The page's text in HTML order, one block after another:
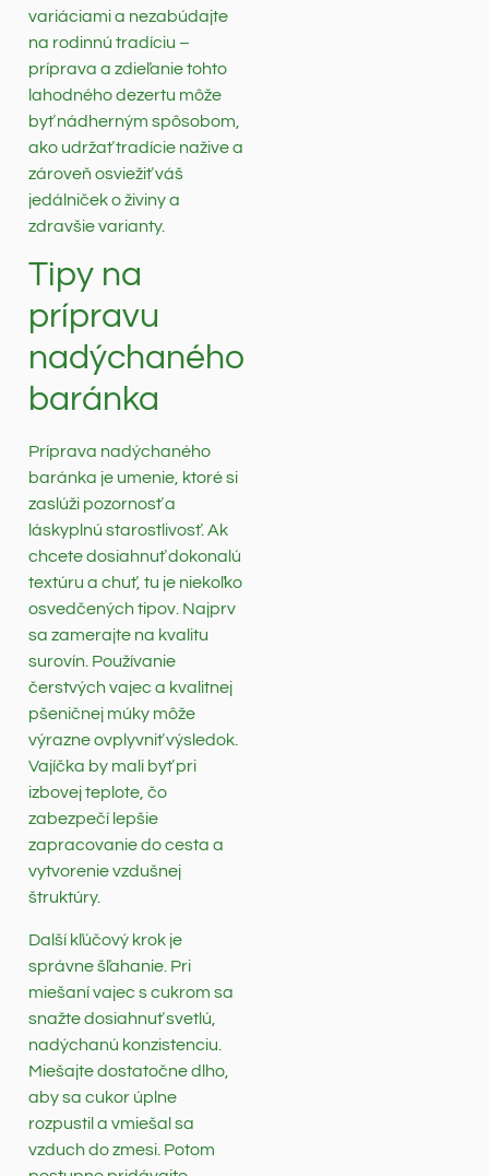
variáciami a nezabúdajte
na rodinnú tradíciu –
príprava a zdieľanie tohto
lahodného dezertu môže
byť nádherným spôsobom,
ako udržať tradície nažive a
zároveň osviežiť váš
jedálniček o živiny a
zdravšie varianty.
Tipy na
prípravu
nadýchaného
baránka
Príprava nadýchaného
baránka je umenie, ktoré si
zaslúži pozornosť a
láskyplnú starostlivosť. Ak
chcete dosiahnuť dokonalú
textúru a chuť, tu je niekoľko
osvedčených tipov. Najprv
sa zamerajte na kvalitu
surovín. Používanie
čerstvých vajec a kvalitnej
pšeničnej múky môže
výrazne ovplyvniť výsledok.
Vajíčka by mali byť pri
izbovej teplote, čo
zabezpečí lepšie
zapracovanie do cesta a
vytvorenie vzdušnej
štruktúry.
Další kľúčový krok je
správne šľahanie. Pri
miešaní vajec s cukrom sa
snažte dosiahnuť svetlú,
nadýchanú konzistenciu.
Miešajte dostatočne dlho,
aby sa cukor úplne
rozpustil a vmiešal sa
vzduch do zmesi. Potom